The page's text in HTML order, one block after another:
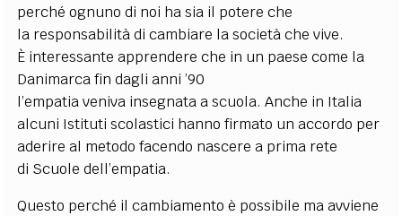
perché ognuno di noi ha sia il potere che
la responsabilità di cambiare la società che vive.
È interessante apprendere che in un paese come la
Danimarca fin dagli anni ’90
l’empatia veniva insegnata a scuola. Anche in Italia
alcuni Istituti scolastici hanno firmato un accordo per
aderire al metodo facendo nascere a prima rete
di Scuole dell’empatia.
Questo perché il cambiamento è possibile ma avviene